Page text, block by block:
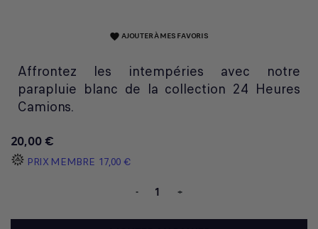
favorite AJOUTER À MES FAVORIS
Affrontez les intempéries avec notre
parapluie blanc de la collection 24 Heures
Camions.
20,00 €
PRIX MEMBRE 17,00 €
- +